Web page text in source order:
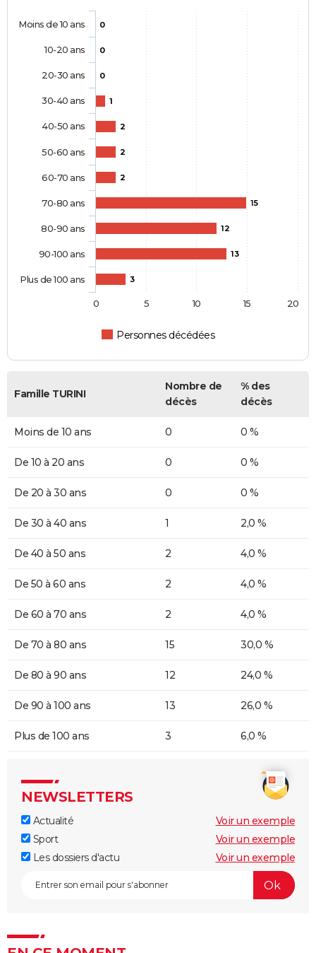
0
0
0
1
2
2
2
15
12
13
3
Personnes décédées
Moins de 10 ans
10-20 ans
20-30 ans
30-40 ans
40-50 ans
50-60 ans
60-70 ans
70-80 ans
80-90 ans
90-100 ans
Plus de 100 ans
0 5 10 15 20
Famille TURINI
Nombre de
décès
% des
décès
Moins de 10 ans 0 0 %
De 10 à 20 ans 0 0 %
De 20 à 30 ans 0 0 %
De 30 à 40 ans 1 2,0 %
De 40 à 50 ans 2 4,0 %
De 50 à 60 ans 2 4,0 %
De 60 à 70 ans 2 4,0 %
De 70 à 80 ans 15 30,0 %
De 80 à 90 ans 12 24,0 %
De 90 à 100 ans 13 26,0 %
Plus de 100 ans 3 6,0 %
NEWSLETTERS
Actualité
Voir un exemple
Sport
Voir un exemple
Les dossiers d'actu
Voir un exemple